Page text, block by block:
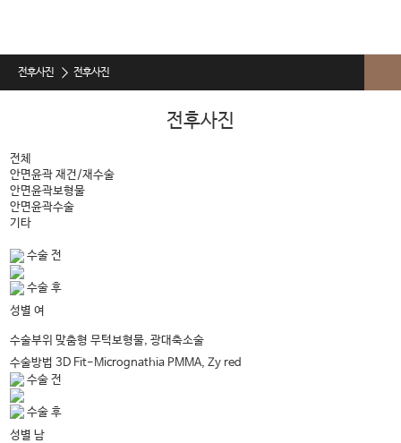
전후사진 전후사진
전후사진
전체
안면윤곽 재건/재수술
안면윤곽보형물
안면윤곽수술
기타
수술 전
수술 후
성별 여
수술부위 맞춤형 무턱보형물, 광대축소술
수술방법 3D Fit-Micrognathia PMMA, Zy red
수술 전
수술 후
성별 남